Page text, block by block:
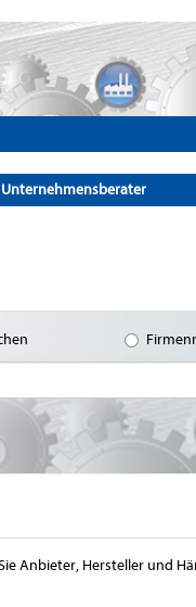
Unternehmensberater
Anbieter, Hersteller und